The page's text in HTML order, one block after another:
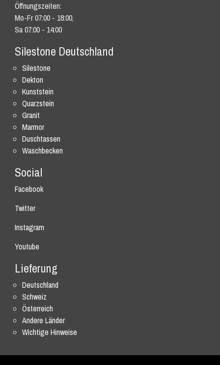
Öffnungszeiten:
Mo-Fr 07:00 - 18:00,
Sa 07:00 - 14:00
Silestone Deutschland
Silestone
Dekton
Kunststein
Quarzstein
Granit
Marmor
Duschtassen
Waschbecken
Social
Facebook
Twitter
Instagram
Youtube
Lieferung
Deutschland
Schweiz
Österreich
Andere Länder
Wichtige Hinweise